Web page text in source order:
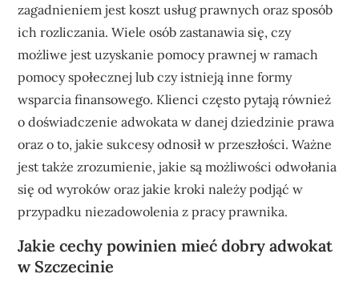
zagadnieniem jest koszt usług prawnych oraz sposób
ich rozliczania. Wiele osób zastanawia się, czy
możliwe jest uzyskanie pomocy prawnej w ramach
pomocy społecznej lub czy istnieją inne formy
wsparcia finansowego. Klienci często pytają również
o doświadczenie adwokata w danej dziedzinie prawa
oraz o to, jakie sukcesy odnosił w przeszłości. Ważne
jest także zrozumienie, jakie są możliwości odwołania
się od wyroków oraz jakie kroki należy podjąć w
przypadku niezadowolenia z pracy prawnika.
Jakie cechy powinien mieć dobry adwokat
w Szczecinie